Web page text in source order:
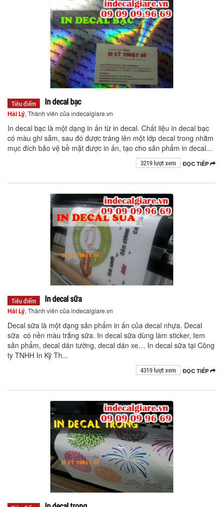
Tiêu điểm In decal bạc
Hải Lý, Thành viên của indecalgiare.vn
In decal bạc là một dạng in ấn từ in decal. Chất liệu in decal bạc
có màu ghi sẫm, sau đó được tráng lên một lớp decal trong nhằm
mục đích bảo vệ bề mặt được in ấn, tạo cho sản phẩm in decal...
ĐỌC TIẾP
3219 lượt xem
Tiêu điểm In decal sữa
Hải Lý, Thành viên của indecalgiare.vn
Decal sữa là một dạng sản phẩm in ấn của decal nhựa. Decal
sữa có nền màu trắng sữa. In decal sữa dùng làm sticker, tem
sản phẩm, decal dán tường, decal dán xe… In decal sữa tại Công
ty TNHH In Kỹ Th...
ĐỌC TIẾP
4319 lượt xem